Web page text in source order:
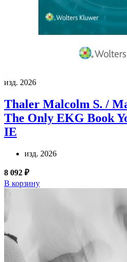
изд. 2026
Thaler Malcolm S. /
The Only EKG Book
IE
изд. 2026
8 092 ₽
В корзину